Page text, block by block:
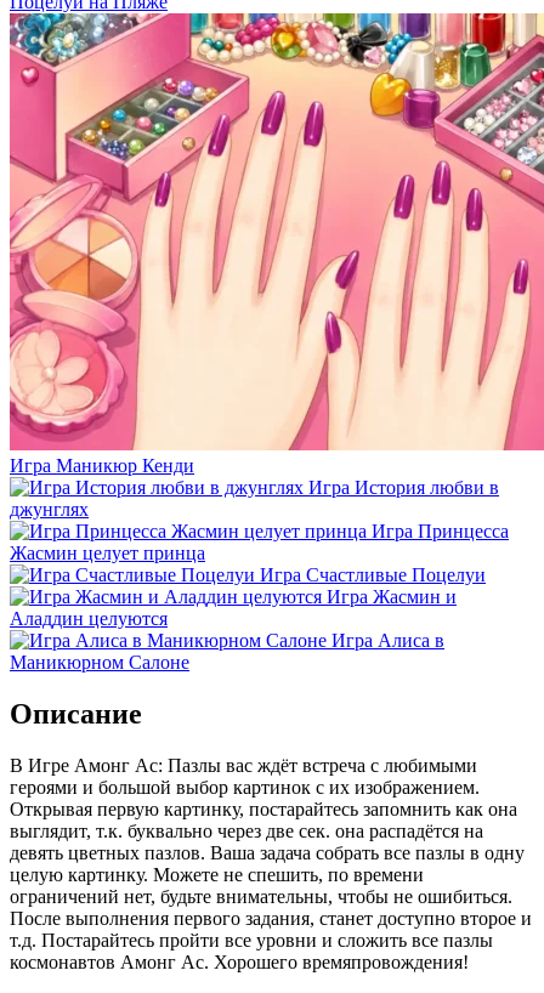
Игра Маникюр Кенди
Игра История любви в
джунглях
Игра Принцесса
Жасмин целует принца
Игра Счастливые Поцелуи
Игра Жасмин и
Аладдин целуются
Игра Алиса в
Маникюрном Салоне
Описание
В Игре Амонг Ас: Пазлы вас ждёт встреча с любимыми
героями и большой выбор картинок с их изображением.
Открывая первую картинку, постарайтесь запомнить как она
выглядит, т.к. буквально через две сек. она распадётся на
девять цветных пазлов. Ваша задача собрать все пазлы в одну
целую картинку. Можете не спешить, по времени
ограничений нет, будьте внимательны, чтобы не ошибиться.
После выполнения первого задания, станет доступно второе и
т.д. Постарайтесь пройти все уровни и сложить все пазлы
космонавтов Амонг Ас. Хорошего времяпровождения!